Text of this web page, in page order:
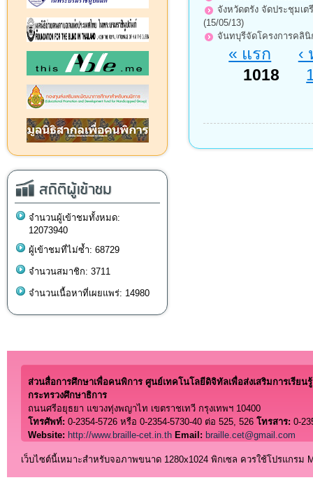
จังหวัดตรัง จัดประชุมเ
(15/05/13)
จันทบุรีจัดโครงการคลินิ
หน้า
« แรก
‹
1018
สถิติผู้เข้าชม
จำนวนผู้เข้าชมทั้งหมด:
12073940
ผู้เข้าชมที่ไม่ซ้ำ: 68729
จำนวนสมาชิก: 3711
จำนวนเนื้อหาที่เผยแพร่: 14980
ส่วนสื่อการศึกษาเพื่อคนพิการ ศูนย์เทคโนโลยีดิจิทัลเพื่อส่งเสริมการเรียนรู้
กระทรวงศึกษาธิการ
ถนนศรีอยุธยา แขวงทุ่งพญาไท เขตราชเทวี กรุงเทพฯ 10400
โทรศัพท์: 0-2354-5726 หรือ 0-2354-5730-40 ต่อ 525, 526 โทรสาร: 0-
Website: http://www.braille-cet.in.th Email: braille.cet@gmail.com
เว็บไซต์นี้เหมาะสำหรับจอภาพขนาด 1280x1024 พิกเซล ควรใช้โปรแกรม